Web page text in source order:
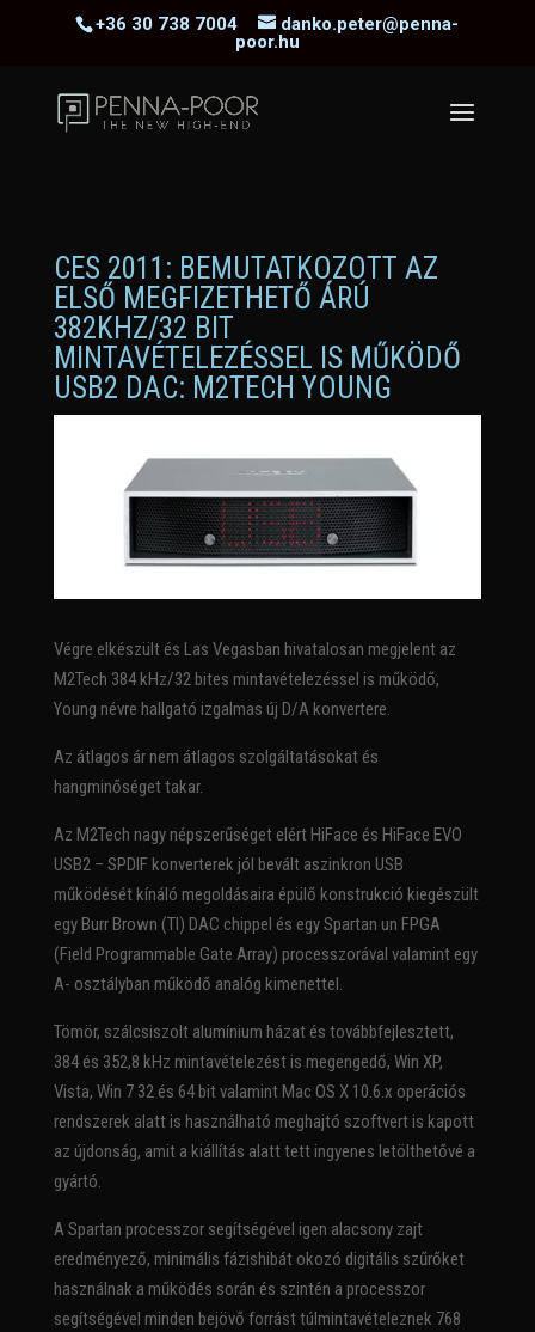
+36 30 738 7004
danko.peter@penna-
poor.hu
CES 2011: BEMUTATKOZOTT AZ
ELSŐ MEGFIZETHETŐ ÁRÚ
382KHZ/32 BIT
MINTAVÉTELEZÉSSEL IS MŰKÖDŐ
USB2 DAC: M2TECH YOUNG
Végre elkészült és Las Vegasban hivatalosan megjelent az
M2Tech 384 kHz/32 bites mintavételezéssel is működő,
Young névre hallgató izgalmas új D/A konvertere.
Az átlagos ár nem átlagos szolgáltatásokat és
hangminőséget takar.
Az M2Tech nagy népszerűséget elért HiFace és HiFace EVO
USB2 – SPDIF konverterek jól bevált aszinkron USB
működését kínáló megoldásaira épülő konstrukció kiegészült
egy Burr Brown (TI) DAC chippel és egy Spartan un FPGA
(Field Programmable Gate Array) processzorával valamint egy
A- osztályban működő analóg kimenettel.
Tömör, szálcsiszolt alumínium házat és továbbfejlesztett,
384 és 352,8 kHz mintavételezést is megengedő, Win XP,
Vista, Win 7 32 és 64 bit valamint Mac OS X 10.6.x operációs
rendszerek alatt is használható meghajtó szoftvert is kapott
az újdonság, amit a kiállítás alatt tett ingyenes letölthetővé a
gyártó.
A Spartan processzor segítségével igen alacsony zajt
eredményező, minimális fázishibát okozó digitális szűrőket
használnak a működés során és szintén a processzor
segítségével minden bejövő forrást túlmintavételeznek 768